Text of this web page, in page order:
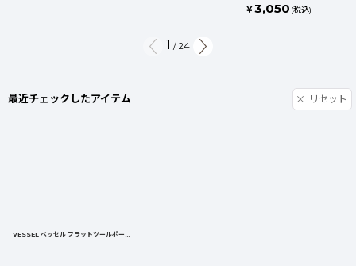
￥3,050 (税込)
1 / 24
最近チェックしたアイテム リセット
VESSEL ベッセル フラットツールポーチ ツールも文具もたっぷり収納、携帯に便利なフラットポーチ